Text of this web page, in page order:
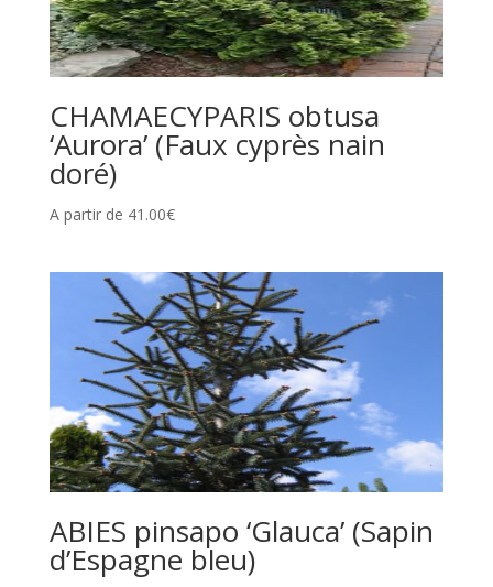
CHAMAECYPARIS obtusa
‘Aurora’ (Faux cyprès nain
doré)
A partir de 41.00€
ABIES pinsapo ‘Glauca’ (Sapin
d’Espagne bleu)